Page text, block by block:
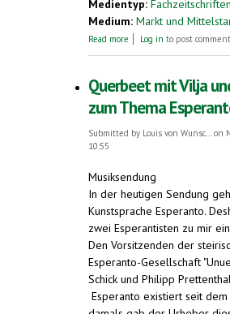
Medientyp: Fachzeitschriften
Medium: Markt und
Read more about Von
Log in to post
Querbeet mit Vilja
zum Thema
Submitted by Louis von Wunsc...
on
10:55
Musiksendung
In der heutigen Sendung
Kunstsprache Esperanto.
zwei Esperantisten zu mir
Den Vorsitzenden der
Esperanto-Gesellschaft
Schick und Philipp
Esperanto existiert seit dem